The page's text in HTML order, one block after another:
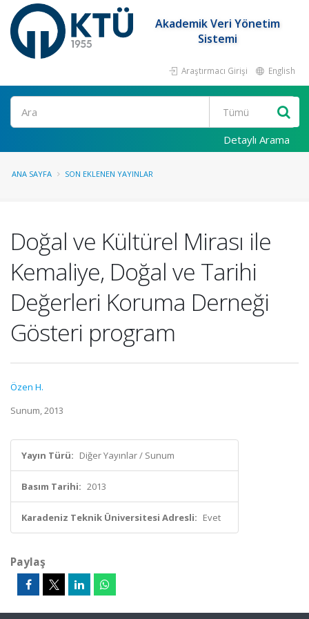
Akademik Veri Yönetim
Sistemi
Araştırmacı Girişi English
Ara
Detaylı Arama
ANA SAYFA SON EKLENEN YAYINLAR
Doğal ve Kültürel Mirası ile
Kemaliye, Doğal ve Tarihi
Değerleri Koruma Derneği
Gösteri program
Özen H.
Sunum, 2013
Yayın Türü: Diğer Yayınlar / Sunum
Basım Tarihi: 2013
Karadeniz Teknik Üniversitesi Adresli: Evet
Paylaş